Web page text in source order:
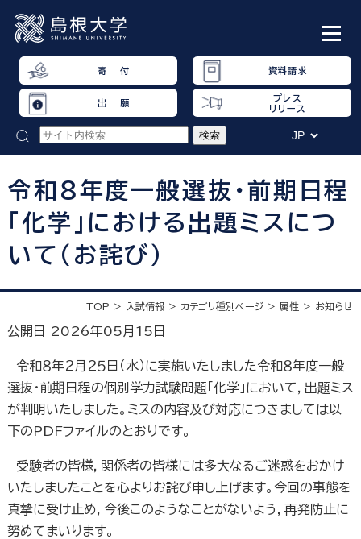
寄 付 資料請求
出 願
プレス
リリース
令和８年度一般選抜・前期日程
「化学」における出題ミスにつ
いて（お詫び）
TOP 入試情報 カテゴリ種別ページ 属性 お知らせ
公開日 2026年05月15日
令和８年２月２５日（水）に実施いたしました令和８年度一般
選抜・前期日程の個別学力試験問題「化学」において，出題ミス
が判明いたしました。ミスの内容及び対応につきましては以
下のPDFファイルのとおりです。
受験者の皆様，関係者の皆様には多大なるご迷惑をおかけ
いたしましたことを心よりお詫び申し上げます。今回の事態を
真摯に受け止め，今後このようなことがないよう，再発防止に
努めてまいります。